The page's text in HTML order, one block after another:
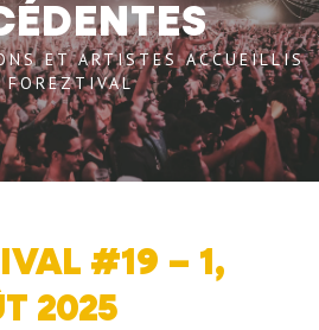
ET ARTISTES ACCUEILLIS
FOREZTIVAL
#19 – 1,
2025